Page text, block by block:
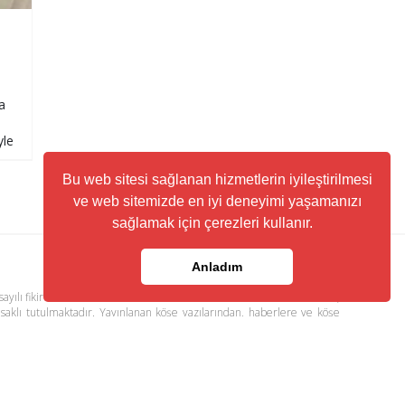
Bu web sitesi sağlanan hizmetlerin iyileştirilmesi
ve web sitemizde en iyi deneyimi yaşamanızı
sağlamak için çerezleri kullanır.
Anladım
fikir ve sanat eserleri kanunu ile korunmaktadır. Her türlü haber,
tutulmaktadır. Yayınlanan köşe yazılarından, haberlere ve köşe